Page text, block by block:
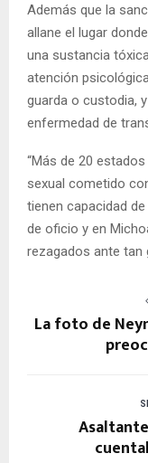
Además que la
allane el lugar
una sustancia
atención
guarda o custodia,
enfermedad de
“Más de 20
sexual cometido
tienen capacidad
de oficio y en
rezagados ante tan
La foto de